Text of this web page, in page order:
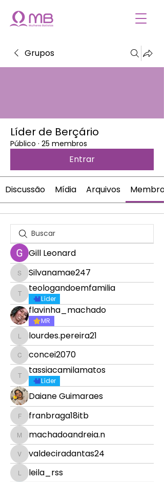
Grupos
Líder de Berçário
Público · 25 membros
Entrar
Discussão Mídia Arquivos Membros
Gill Leonard
Silvanamae247
Silvanamae247
teologandoemfamilia
teologandoemfamilia
Líder
flavinha_machado
MR
lourdes.pereira21
lourdes.pereira21
concei2070
concei2070
tassiacamilamatos
tassiacamilamatos
Líder
Daiane Guimaraes
franbraga18itb
franbraga18itb
machadoandreia.n
machadoandreia.n
valdeciradantas24
valdeciradantas24
leila_rss
leila_rss